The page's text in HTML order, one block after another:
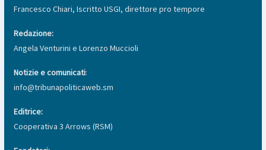
Francesco Chiari, Iscritto USGI, direttore pro tempore
Redazione:
Angela Venturini e Lorenzo Muccioli
Notizie e comunicati:
info@tribunapoliticaweb.sm
Editrice:
Cooperativa 3 Arrows (RSM)